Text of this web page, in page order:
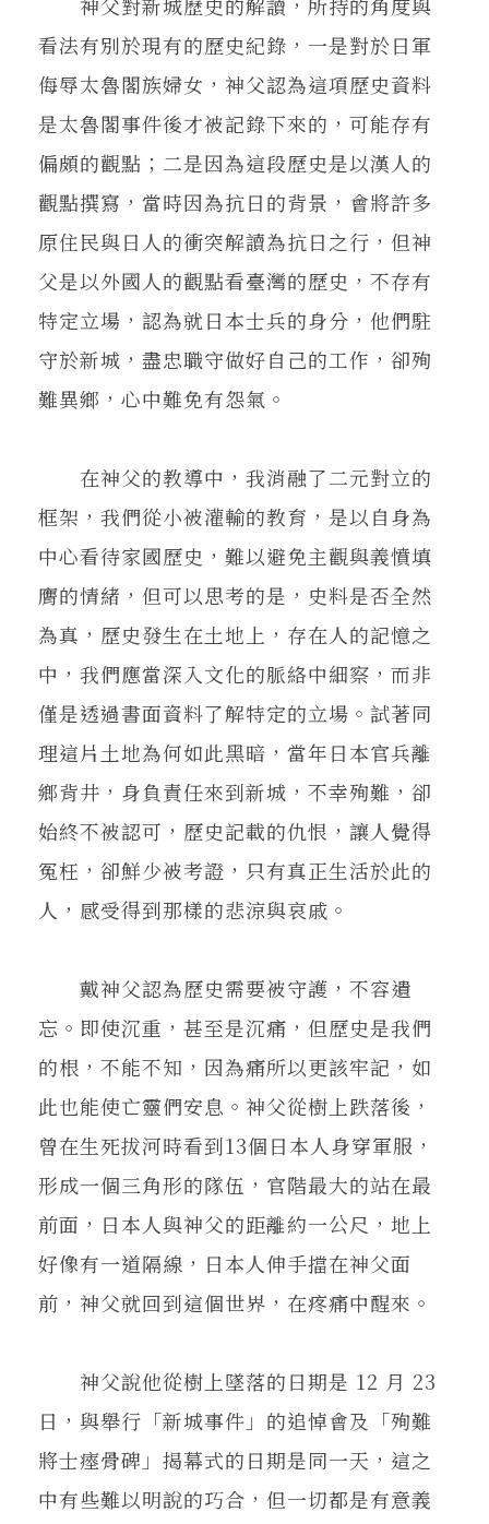
神父對新城歷史的解讀，所持的角度與
看法有別於現有的歷史紀錄，一是對於日軍
侮辱太魯閣族婦女，神父認為這項歷史資料
是太魯閣事件後才被記錄下來的，可能存有
偏頗的觀點；二是因為這段歷史是以漢人的
觀點撰寫，當時因為抗日的背景，會將許多
原住民與日人的衝突解讀為抗日之行，但神
父是以外國人的觀點看臺灣的歷史，不存有
特定立場，認為就日本士兵的身分，他們駐
守於新城，盡忠職守做好自己的工作，卻殉
難異鄉，心中難免有怨氣。
在神父的教導中，我消融了二元對立的
框架，我們從小被灌輸的教育，是以自身為
中心看待家國歷史，難以避免主觀與義憤填
膺的情緒，但可以思考的是，史料是否全然
為真，歷史發生在土地上，存在人的記憶之
中，我們應當深入文化的脈絡中細察，而非
僅是透過書面資料了解特定的立場。試著同
理這片土地為何如此黑暗，當年日本官兵離
鄉背井，身負責任來到新城，不幸殉難，卻
始終不被認可，歷史記載的仇恨，讓人覺得
冤枉，卻鮮少被考證，只有真正生活於此的
人，感受得到那樣的悲涼與哀戚。
戴神父認為歷史需要被守護，不容遺
忘。即使沉重，甚至是沉痛，但歷史是我們
的根，不能不知，因為痛所以更該牢記，如
此也能使亡靈們安息。神父從樹上跌落後，
曾在生死拔河時看到13個日本人身穿軍服，
形成一個三角形的隊伍，官階最大的站在最
前面，日本人與神父的距離約一公尺，地上
好像有一道隔線，日本人伸手擋在神父面
前，神父就回到這個世界，在疼痛中醒來。
神父說他從樹上墜落的日期是 12 月 23
日，與舉行「新城事件」的追悼會及「殉難
將士瘞骨碑」揭幕式的日期是同一天，這之
中有些難以明說的巧合，但一切都是有意義